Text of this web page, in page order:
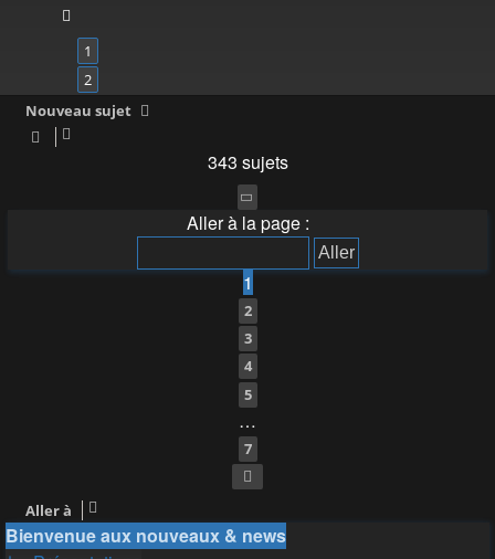
1
2
Nouveau sujet
343 sujets
Page
Aller à la page :
1
2
3
4
5
…
7
Aller à
Bienvenue aux nouveaux & news